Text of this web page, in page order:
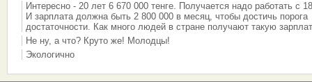
Интересно - 20 лет 6 670 000 тенге. Получается надо работать с
И зарплата должна быть 2 800 000 в месяц, чтобы достичь порога
достаточности. Как много людей в стране получают такую
Не ну, а что? Круто же! Молодцы!
Экологично